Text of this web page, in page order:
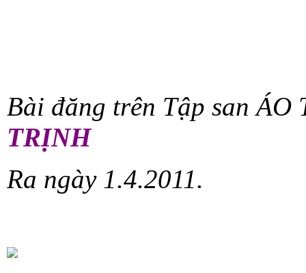
Bài đăng trên Tập san ÁO
TRỊNH
Ra ngày 1.4.2011.